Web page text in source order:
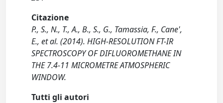
Citazione
P., S., N., T., A., B., S., G., Tamassia, F., Cane',
E., et al. (2014). HIGH-RESOLUTION FT-IR
SPECTROSCOPY OF DIFLUOROMETHANE IN
THE 7.4-11 MICROMETRE ATMOSPHERIC
WINDOW.
Tutti gli autori